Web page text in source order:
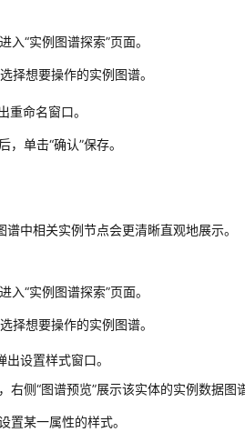
入“实例图谱探索”页面。
择想要操作的实例图谱。
重命名窗口。
，单击“确认”保存。
中相关实例节点会更清晰直观地展示。
入“实例图谱探索”页面。
择想要操作的实例图谱。
出设置样式窗口。
右侧“图谱预览”展示该实体的实例数据图
置某一属性的样式。